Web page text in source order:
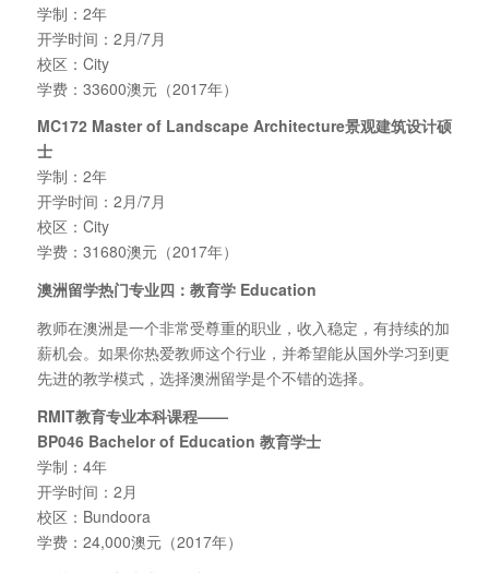
学制：2年
开学时间：2月/7月
校区：City
学费：33600澳元（2017年）
MC172 Master of Landscape Architecture景观建筑设计硕
士
学制：2年
开学时间：2月/7月
校区：City
学费：31680澳元（2017年）
澳洲留学热门专业四：教育学 Education
教师在澳洲是一个非常受尊重的职业，收入稳定，有持续的加
薪机会。如果你热爱教师这个行业，并希望能从国外学习到更
先进的教学模式，选择澳洲留学是个不错的选择。
RMIT教育专业本科课程——
BP046 Bachelor of Education 教育学士
学制：4年
开学时间：2月
校区：Bundoora
学费：24,000澳元（2017年）